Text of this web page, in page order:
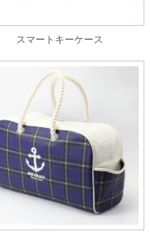
スマートキーケース